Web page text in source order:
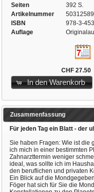
Seiten
392 S.
Artikelnummer
50312589
ISBN
978-3-
Auflage
CHF 27.50
In den Warenkorb
Zusammenfassung
Für jeden Tag ein Blatt - der
Sie haben Fragen: Wie ist die
ich mich in einer bestimmten
Zahnarzttermin weniger
ideal, was sollte ich im
den beruflichen und privaten
Ein Blick auf die
Föger hat sich für Sie die